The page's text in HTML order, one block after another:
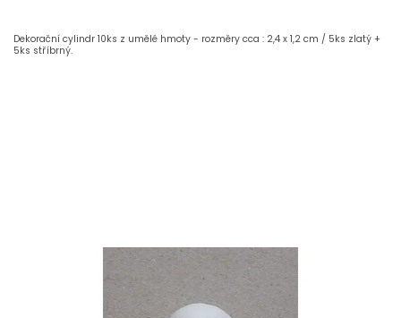
Dekorační cylindr 10ks z umělé hmoty - rozměry cca : 2,4 x 1,2 cm / 5ks zlatý +
5ks stříbrný.